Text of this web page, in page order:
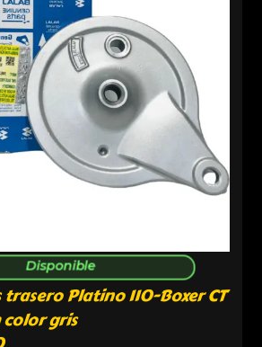
Disponible
Platino 110-Boxer CT
gris